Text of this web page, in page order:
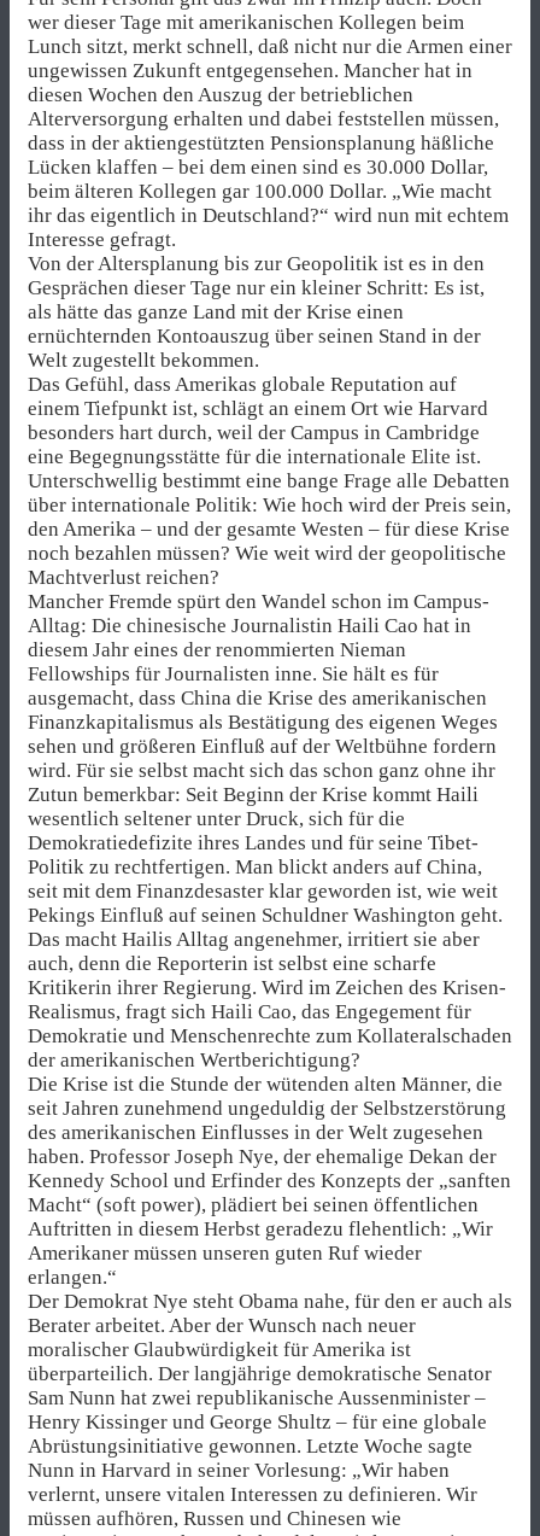
wer dieser Tage mit amerikanischen Kollegen beim
Lunch sitzt, merkt schnell, daß nicht nur die Armen einer
ungewissen Zukunft entgegensehen. Mancher hat in
diesen Wochen den Auszug der betrieblichen
Alterversorgung erhalten und dabei feststellen müssen,
dass in der aktiengestützten Pensionsplanung häßliche
Lücken klaffen – bei dem einen sind es 30.000 Dollar,
beim älteren Kollegen gar 100.000 Dollar. „Wie macht
ihr das eigentlich in Deutschland?“ wird nun mit echtem
Interesse gefragt.
Von der Altersplanung bis zur Geopolitik ist es in den
Gesprächen dieser Tage nur ein kleiner Schritt: Es ist,
als hätte das ganze Land mit der Krise einen
ernüchternden Kontoauszug über seinen Stand in der
Welt zugestellt bekommen.
Das Gefühl, dass Amerikas globale Reputation auf
einem Tiefpunkt ist, schlägt an einem Ort wie Harvard
besonders hart durch, weil der Campus in Cambridge
eine Begegnungsstätte für die internationale Elite ist.
Unterschwellig bestimmt eine bange Frage alle Debatten
über internationale Politik: Wie hoch wird der Preis sein,
den Amerika – und der gesamte Westen – für diese Krise
noch bezahlen müssen? Wie weit wird der geopolitische
Machtverlust reichen?
Mancher Fremde spürt den Wandel schon im Campus-
Alltag: Die chinesische Journalistin Haili Cao hat in
diesem Jahr eines der renommierten Nieman
Fellowships für Journalisten inne. Sie hält es für
ausgemacht, dass China die Krise des amerikanischen
Finanzkapitalismus als Bestätigung des eigenen Weges
sehen und größeren Einfluß auf der Weltbühne fordern
wird. Für sie selbst macht sich das schon ganz ohne ihr
Zutun bemerkbar: Seit Beginn der Krise kommt Haili
wesentlich seltener unter Druck, sich für die
Demokratiedefizite ihres Landes und für seine Tibet-
Politik zu rechtfertigen. Man blickt anders auf China,
seit mit dem Finanzdesaster klar geworden ist, wie weit
Pekings Einfluß auf seinen Schuldner Washington geht.
Das macht Hailis Alltag angenehmer, irritiert sie aber
auch, denn die Reporterin ist selbst eine scharfe
Kritikerin ihrer Regierung. Wird im Zeichen des Krisen-
Realismus, fragt sich Haili Cao, das Engegement für
Demokratie und Menschenrechte zum Kollateralschaden
der amerikanischen Wertberichtigung?
Die Krise ist die Stunde der wütenden alten Männer, die
seit Jahren zunehmend ungeduldig der Selbstzerstörung
des amerikanischen Einflusses in der Welt zugesehen
haben. Professor Joseph Nye, der ehemalige Dekan der
Kennedy School und Erfinder des Konzepts der „sanften
Macht“ (soft power), plädiert bei seinen öffentlichen
Auftritten in diesem Herbst geradezu flehentlich: „Wir
Amerikaner müssen unseren guten Ruf wieder
erlangen.“
Der Demokrat Nye steht Obama nahe, für den er auch als
Berater arbeitet. Aber der Wunsch nach neuer
moralischer Glaubwürdigkeit für Amerika ist
überparteilich. Der langjährige demokratische Senator
Sam Nunn hat zwei republikanische Aussenminister –
Henry Kissinger und George Shultz – für eine globale
Abrüstungsinitiative gewonnen. Letzte Woche sagte
Nunn in Harvard in seiner Vorlesung: „Wir haben
verlernt, unsere vitalen Interessen zu definieren. Wir
müssen aufhören, Russen und Chinesen wie